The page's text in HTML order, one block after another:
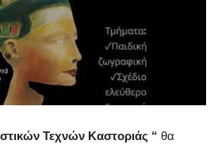
Τεχνών Καστοριάς “ θα